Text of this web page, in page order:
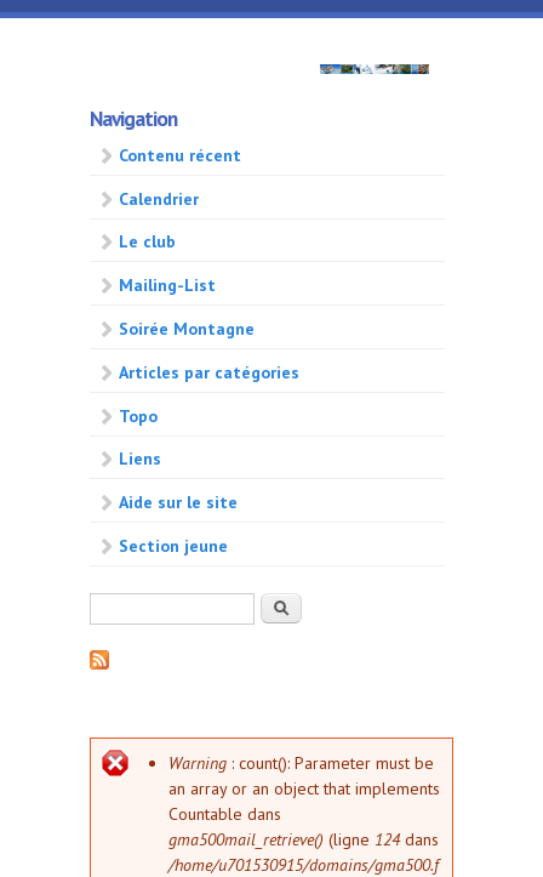
Aller au contenu principal
GMA
500
Navigation
Contenu récent
Calendrier
Le club
Mailing-List
Soirée Montagne
Articles par catégories
Topo
Liens
Aide sur le site
Section jeune
Formulaire de rechercheRechercher
Message d'erreur
Warning : count(): Parameter must be
an array or an object that implements
Countable dans
gma500mail_retrieve() (ligne 124dans
/home/u701530915/domains/gma500.f